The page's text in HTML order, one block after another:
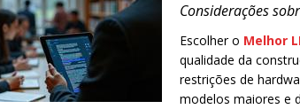
Considerações
Escolher o Melhor
qualidade da
restrições de
modelos maiores e